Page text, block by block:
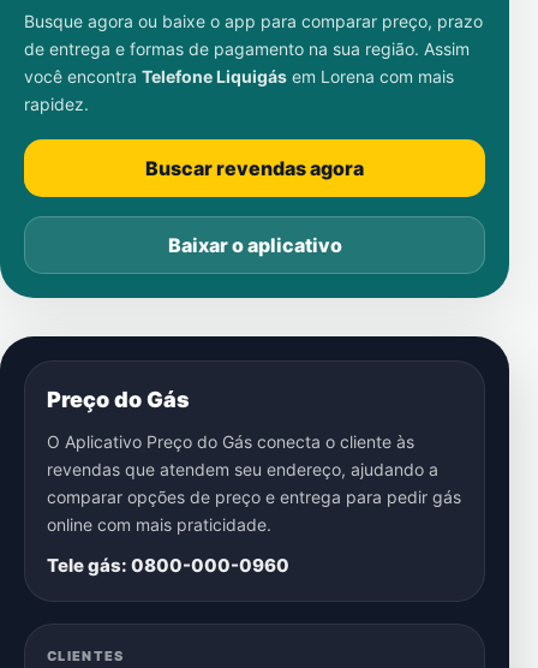
Busque agora ou baixe o app para comparar preço, prazo
de entrega e formas de pagamento na sua região. Assim
você encontra Telefone Liquigás em Lorena com mais
rapidez.
Buscar revendas agora
Baixar o aplicativo
Preço do Gás
O Aplicativo Preço do Gás conecta o cliente às
revendas que atendem seu endereço, ajudando a
comparar opções de preço e entrega para pedir gás
online com mais praticidade.
Tele gás: 0800-000-0960
CLIENTES